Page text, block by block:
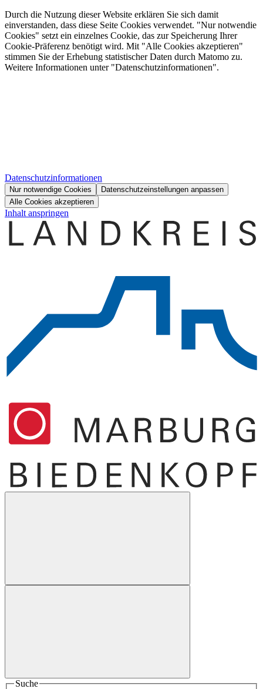
Durch die Nutzung dieser Website erklären Sie sich damit
einverstanden, dass diese Seite Cookies verwendet. "Nur notwendie
Cookies" setzt ein einzelnes Cookie, das zur Speicherung Ihrer
Cookie-Präferenz benötigt wird. Mit "Alle Cookies akzeptieren"
stimmen Sie der Erhebung statistischer Daten durch Matomo zu.
Weitere Informationen unter "Datenschutzinformationen".
Datenschutzinformationen
Nur notwendige Cookies
Datenschutzeinstellungen anpassen
Alle Cookies akzeptieren
Inhalt anspringen
Suche